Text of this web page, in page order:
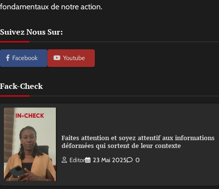
fondamentaux de notre action.
Suivez Nous Sur:
Facebook Youtube
Fack-Check
Faites attention et soyez attentif aux informations
déformées qui sortent de leur contexte
Editor 23 Mai 2025 0